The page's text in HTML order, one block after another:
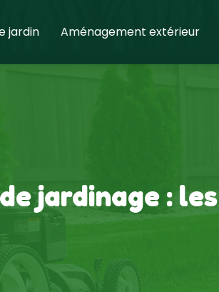
jardin Aménagement extérieur
jardinage :